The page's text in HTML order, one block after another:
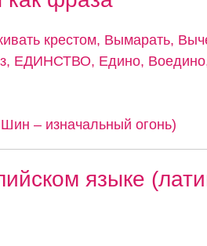
крестом, Вымарать,
ЕДИНСТВО, Едино,
– изначальный огонь)
языке